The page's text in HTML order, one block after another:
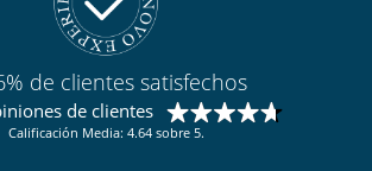
de clientes satisfechos
de clientes
Calificación Media: 4.64 sobre 5.